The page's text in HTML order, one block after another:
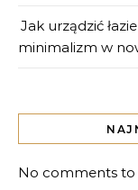
Jak urządzić
minimalizm w
No comments to